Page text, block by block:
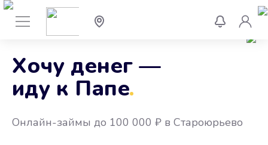
Хочу денег —
иду к Папе
.
Онлайн-займы до 100 000 ₽ в Староюрьево